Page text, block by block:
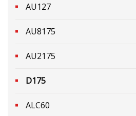
AU127
AU8175
AU2175
D175
ALC60